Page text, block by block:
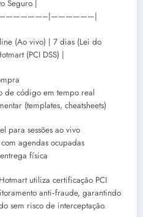
Seguro |
(Ao vivo) | 7 dias (Lei do
(PCI DSS) |
de código em tempo real
(templates, cheatsheets)
para sessões ao vivo
agendas ocupadas
física
utiliza certificação PCI
anti‑fraude, garantindo
sem risco de interceptação.